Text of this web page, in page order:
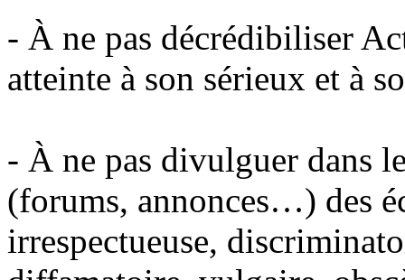
- À ne pas décrédibiliser
atteinte à son sérieux et à
- À ne pas divulguer dans
(forums, annonces…) des
irrespectueuse,